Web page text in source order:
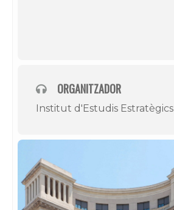
ORGANITZADOR
Institut d'Estudis Estratègics